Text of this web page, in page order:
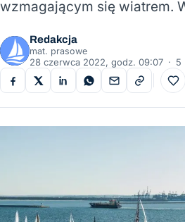
wzmagającym się wiatrem.
Redakcja
mat. prasowe
28 czerwca 2022, godz. 09:07 · 5